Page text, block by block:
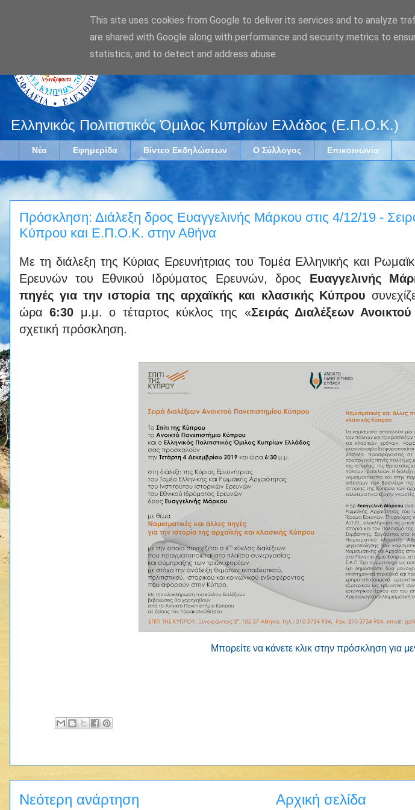
Ελληνικός Πολιτιστικός Όμιλος Κυπρίων Ελλάδος (Ε.Π.Ο.Κ.)
Νέα Εφημερίδα Βίντεο Εκδηλώσεων Ο Σύλλογος Επικοινωνία
Πρόσκληση: Διάλεξη δρος Ευαγγελινής Μάρκου στις 4/12/19 -
Κύπρου και Ε.Π.Ο.Κ. στην Αθήνα
Με τη διάλεξη της Κύριας Ερευνήτριας του Τομέα Ελληνικής και
Ερευνών του Εθνικού Ιδρύματος Ερευνών, δρος Ευαγγελινής
πηγές για την ιστορία της αρχαϊκής και κλασικής Κύπρου
ώρα6:30 μ.μ. ο τέταρτος κύκλος της «Σειράς Διαλέξεων
σχετική πρόσκληση.
Μπορείτε να κάνετε κλικ στην πρόσκληση για
Νεότερη ανάρτηση Αρχική σελίδα
This site uses cookies from Google to deliver its services and to analyze
are shared with Google along with performance and security metrics to
statistics, and to detect and address abuse.